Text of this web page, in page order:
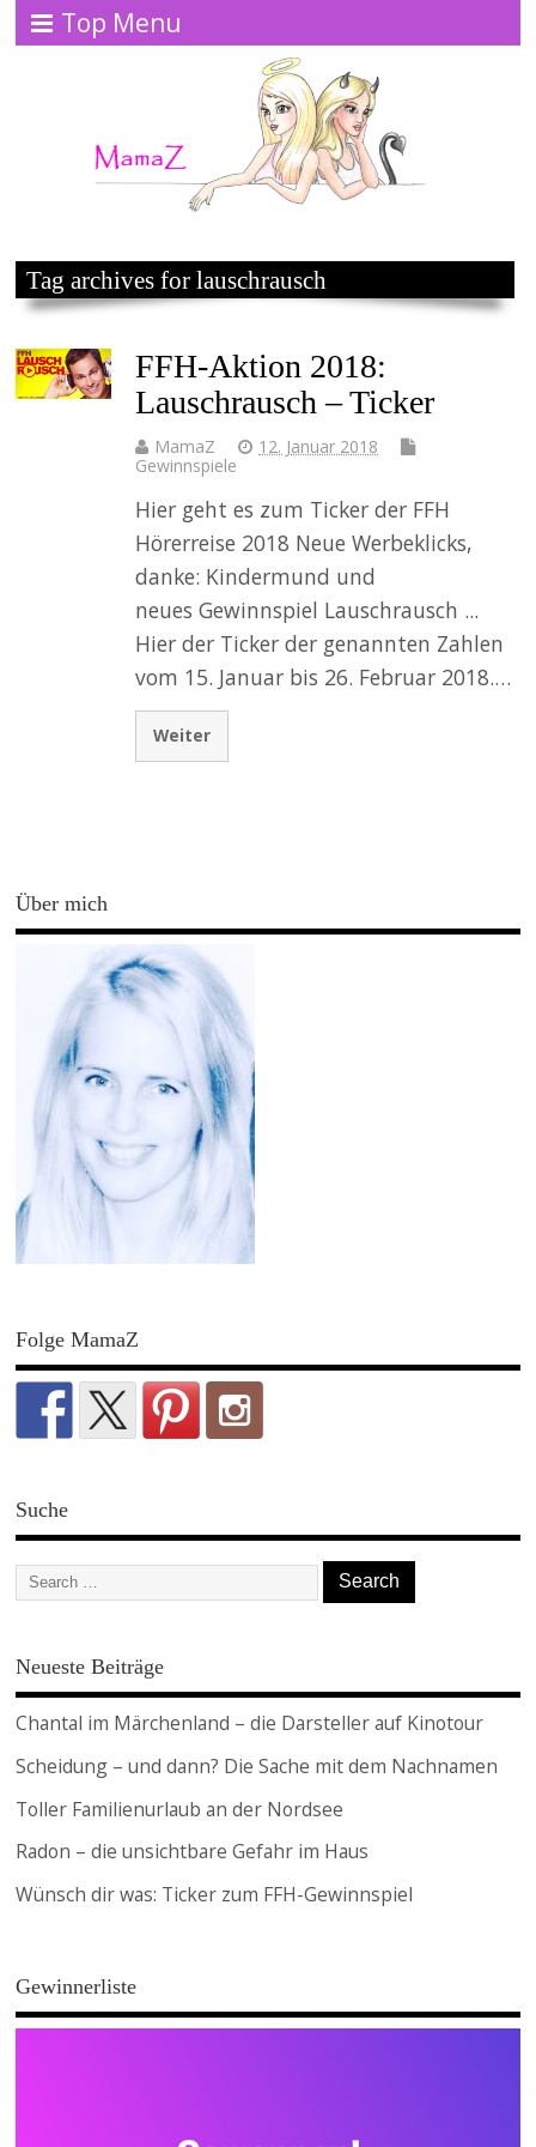
Top Menu
Tag archives for lauschrausch
FFH-Aktion 2018:
Lauschrausch – Ticker
MamaZ
12. Januar 2018
Gewinnspiele
Hier geht es zum Ticker der FFH
Hörerreise 2018 Neue Werbeklicks,
danke: Kindermund und
neues Gewinnspiel Lauschrausch ...
Hier der Ticker der genannten Zahlen
vom 15. Januar bis 26. Februar 2018.…
Weiter
Über mich
Folge MamaZ
Suche
Neueste Beiträge
Chantal im Märchenland – die Darsteller auf Kinotour
Scheidung – und dann? Die Sache mit dem Nachnamen
Toller Familienurlaub an der Nordsee
Radon – die unsichtbare Gefahr im Haus
Wünsch dir was: Ticker zum FFH-Gewinnspiel
Gewinnerliste